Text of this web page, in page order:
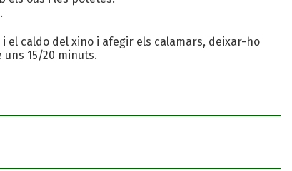
el caldo del xino i afegir els calamars, deixar-ho
15/20 minuts.